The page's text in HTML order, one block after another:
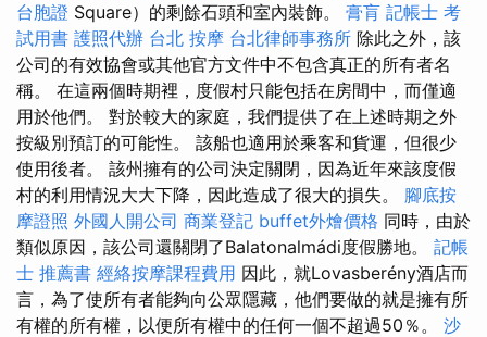
台胞證 Square）的剩餘石頭和室內裝飾。 膏肓 記帳士 考
試用書 護照代辦 台北 按摩 台北律師事務所 除此之外，該
公司的有效協會或其他官方文件中不包含真正的所有者名
稱。 在這兩個時期裡，度假村只能包括在房間中，而僅適
用於他們。 對於較大的家庭，我們提供了在上述時期之外
按級別預訂的可能性。 該船也適用於乘客和貨運，但很少
使用後者。 該州擁有的公司決定關閉，因為近年來該度假
村的利用情況大大下降，因此造成了很大的損失。 腳底按
摩證照 外國人開公司 商業登記 buffet外燴價格 同時，由於
類似原因，該公司還關閉了Balatonalmádi度假勝地。 記帳
士 推薦書 經絡按摩課程費用 因此，就Lovasberény酒店而
言，為了使所有者能夠向公眾隱藏，他們要做的就是擁有所
有權的所有權，以便所有權中的任何一個不超過50％。 沙